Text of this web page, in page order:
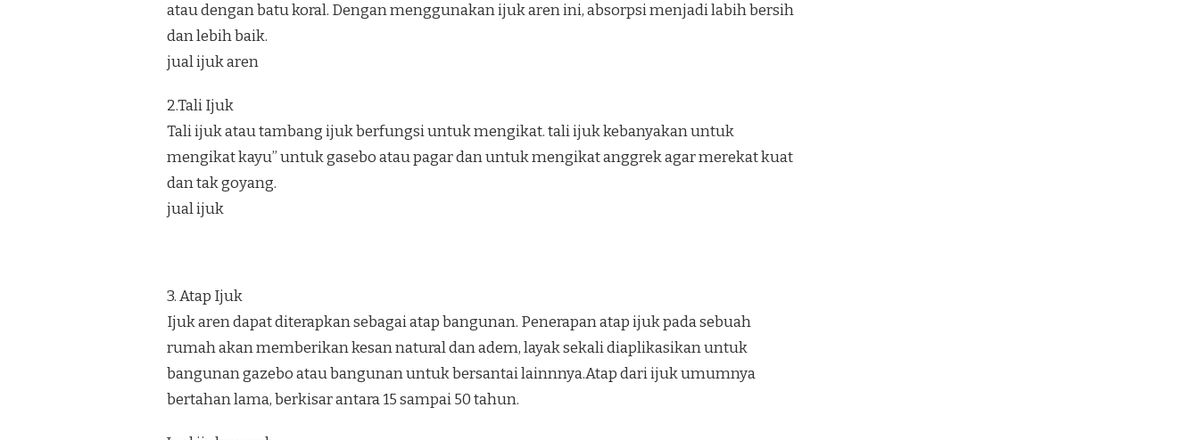
atau dengan batu koral. Dengan menggunakan ijuk aren ini, absorpsi menjadi labih bersih
dan lebih baik.
jual ijuk aren
2.Tali Ijuk
Tali ijuk atau tambang ijuk berfungsi untuk mengikat. tali ijuk kebanyakan untuk
mengikat kayu” untuk gasebo atau pagar dan untuk mengikat anggrek agar merekat kuat
dan tak goyang.
jual ijuk
3. Atap Ijuk
Ijuk aren dapat diterapkan sebagai atap bangunan. Penerapan atap ijuk pada sebuah
rumah akan memberikan kesan natural dan adem, layak sekali diaplikasikan untuk
bangunan gazebo atau bangunan untuk bersantai lainnnya.Atap dari ijuk umumnya
bertahan lama, berkisar antara 15 sampai 50 tahun.